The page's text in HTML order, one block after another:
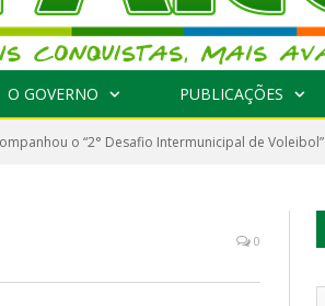
O GOVERNO PUBLICAÇÕES
o “2° Desafio Intermunicipal de Voleibol”
0